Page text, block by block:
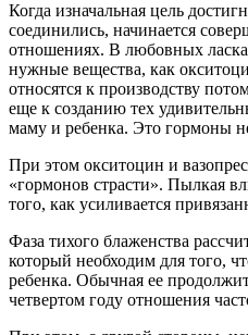
Когда изначальная цель
соединились, начинается
отношениях. В любовных
нужные вещества, как
относятся к производству
еще к созданию тех
маму и ребенка. Это гормоны
При этом окситоцин и
«гормонов страсти». Пылкая
того, как усиливается
Фаза тихого блаженства
который необходим для того,
ребенка. Обычная ее
четвертом году отношения